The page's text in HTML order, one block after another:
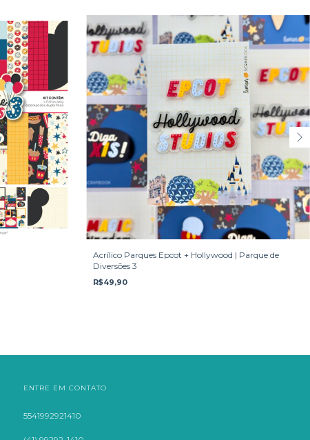
Acrílico Parques Epcot + Hollywood | Parque de
Diversões 3
R$49,90
ENTRE EM CONTATO
5541992921410